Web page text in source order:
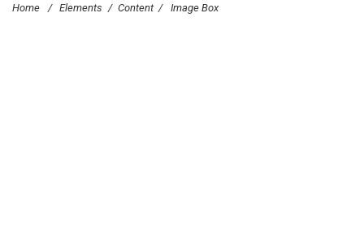
Home / Elements / Content / Image Box